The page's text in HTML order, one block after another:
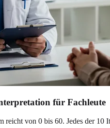
für Fachleute
von 0 bis 60. Jedes der 10